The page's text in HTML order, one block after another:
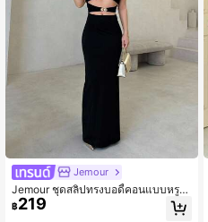
Jemour
Jemour ชุดสลิปทรงบอดี้คอนแบบหรูห
รามินิมอล ตัดเปิดเส้นสีดำ มีตกแต่งหัวเ
ข็มขัดโลหะสำหรับผู้หญิง ชุดเดรสตัดเปิ
฿219